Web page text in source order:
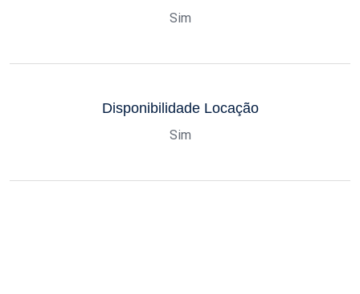
Sim
Disponibilidade Locação
Sim